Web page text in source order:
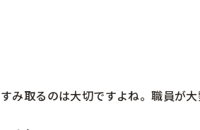
み取るのは大切ですよね。職員が